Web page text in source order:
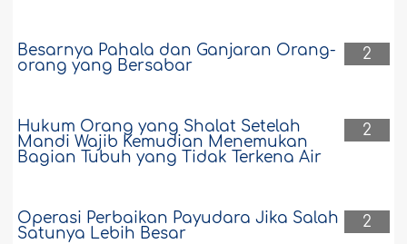
2
Besarnya Pahala dan Ganjaran Orang-
orang yang Bersabar
2
Hukum Orang yang Shalat Setelah
Mandi Wajib Kemudian Menemukan
Bagian Tubuh yang Tidak Terkena Air
2
Operasi Perbaikan Payudara Jika Salah
Satunya Lebih Besar